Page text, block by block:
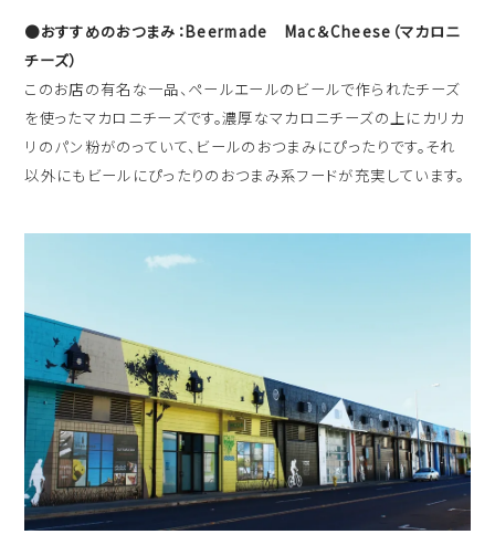
●おすすめのおつまみ：Beermade Mac＆Cheese（マカロニ
チーズ）
このお店の有名な一品、ペールエールのビールで作られたチーズ
を使ったマカロニチーズです。濃厚なマカロニチーズの上にカリカ
リのパン粉がのっていて、ビールのおつまみにぴったりです。それ
以外にもビールにぴったりのおつまみ系フードが充実しています。